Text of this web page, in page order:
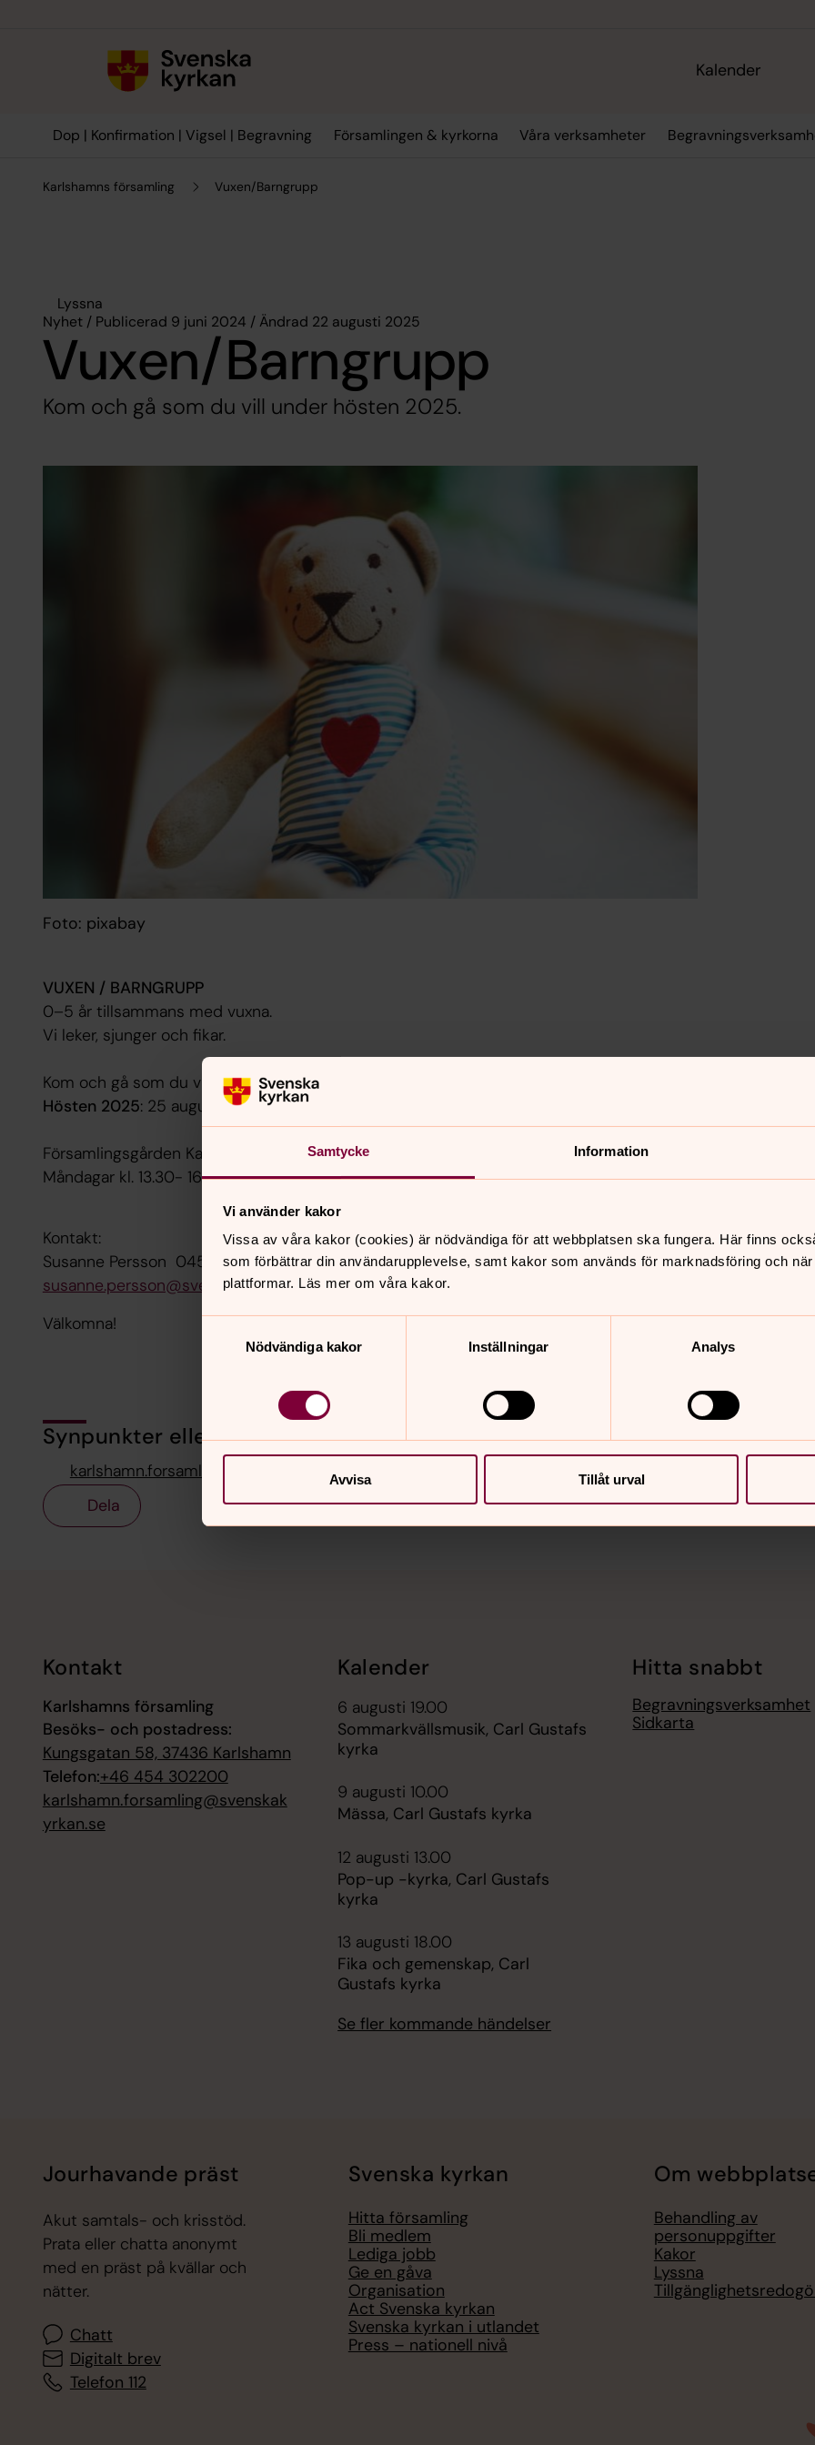
Samtycke Information
Vi använder kakor
Vissa av våra kakor (cookies) är nödvändiga för att webbplatsen ska fungera. Här finns
som förbättrar din användarupplevelse, samt kakor som används för marknadsföring och
plattformar. Läs mer om våra kakor.
Nödvändiga kakor
Inställningar Analys
Avvisa Tillåt urval
Kalender
Dop | Konfirmation | Vigsel | Begravning Församlingen & kyrkorna Våra verksamheter
Karlshamns församling Vuxen/Barngrupp
Lyssna
Nyhet / Publicerad 9 juni 2024 / Ändrad 22 augusti 2025
Vuxen/Barngrupp
Kom och gå som du vill under hösten 2025.
Foto: pixabay
VUXEN / BARNGRUPP
0–5 år tillsammans med vuxna.
Vi leker, sjunger och fikar.
Kom och gå som du vill!
Hösten 2025: 25 augusti - 8 december
Församlingsgården Karlshamn
Måndagar kl. 13.30- 16.00
Kontakt:
Susanne Persson 0454-30 22 13
susanne.persson@svenskakyrkan.se
Välkomna!
Synpunkter eller frågor på sidans innehåll?
karlshamn.forsamling@svenskakyrkan.se
Dela
Kontakt
Karlshamns församling
Besöks- och postadress:
Kungsgatan 58, 37436 Karlshamn
Telefon:+46 454 302200
karlshamn.forsamling@svenskak
yrkan.se
Kalender
6 augusti 19.00
Sommarkvällsmusik, Carl Gustafs
kyrka
9 augusti 10.00
Mässa, Carl Gustafs kyrka
12 augusti 13.00
Pop-up -kyrka, Carl Gustafs
kyrka
13 augusti 18.00
Fika och gemenskap, Carl
Gustafs kyrka
Se fler kommande händelser
Hitta snabbt
Begravningsverksamhet
Sidkarta
Jourhavande präst
Akut samtals- och krisstöd.
Prata eller chatta anonymt
med en präst på kvällar och
nätter.
Chatt
Digitalt brev
Telefon 112
Svenska kyrkan
Hitta församling
Bli medlem
Lediga jobb
Ge en gåva
Organisation
Act Svenska kyrkan
Svenska kyrkan i utlandet
Press – nationell nivå
Om
Behandling av
personuppgifter
Kakor
Lyssna